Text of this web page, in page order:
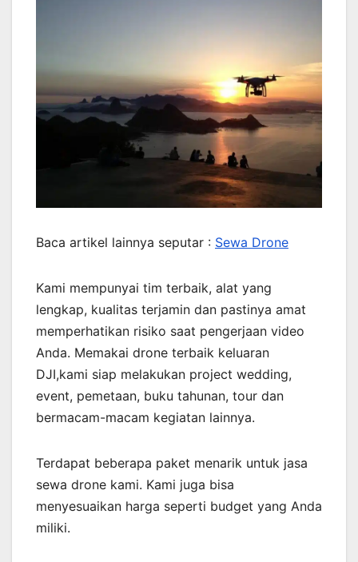
Baca artikel lainnya seputar : Sewa Drone
Kami mempunyai tim terbaik, alat yang
lengkap, kualitas terjamin dan pastinya amat
memperhatikan risiko saat pengerjaan video
Anda. Memakai drone terbaik keluaran
DJI,kami siap melakukan project wedding,
event, pemetaan, buku tahunan, tour dan
bermacam-macam kegiatan lainnya.
Terdapat beberapa paket menarik untuk jasa
sewa drone kami. Kami juga bisa
menyesuaikan harga seperti budget yang Anda
miliki.